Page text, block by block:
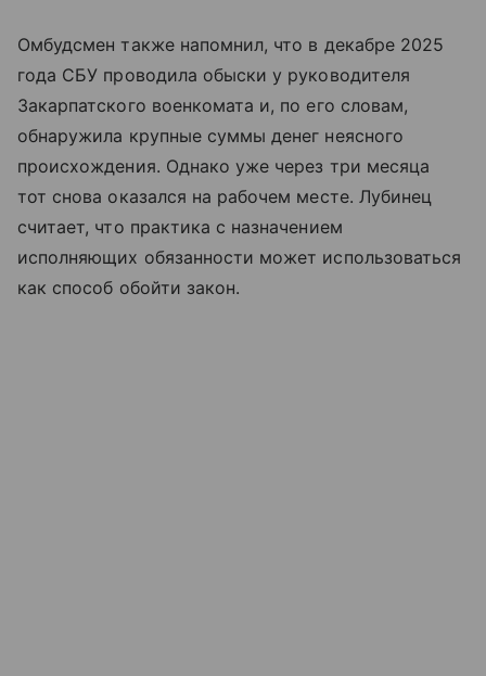
Омбудсмен также напомнил, что в декабре 2025
года СБУ проводила обыски у руководителя
Закарпатского военкомата и, по его словам,
обнаружила крупные суммы денег неясного
происхождения. Однако уже через три месяца
тот снова оказался на рабочем месте. Лубинец
считает, что практика с назначением
исполняющих обязанности может использоваться
как способ обойти закон.